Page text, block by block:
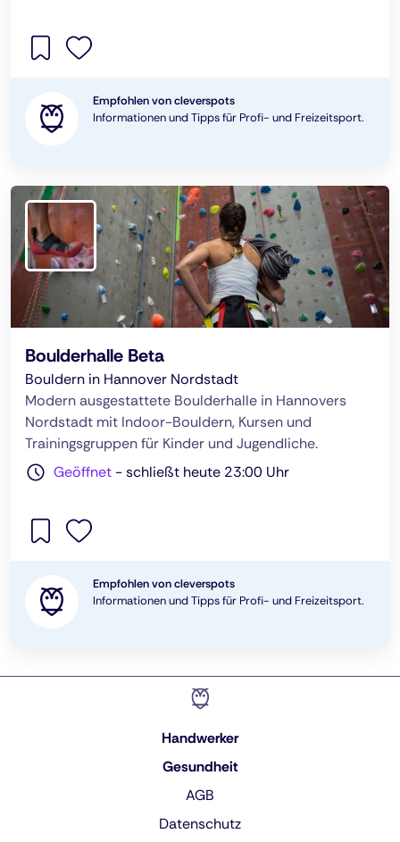
Empfohlen von cleverspots
Informationen und Tipps für Profi- und Freizeitsport.
Boulderhalle Beta
Bouldern in Hannover Nordstadt
Modern ausgestattete Boulderhalle in Hannovers
Nordstadt mit Indoor-Bouldern, Kursen und
Trainingsgruppen für Kinder und Jugendliche.
Geöffnet -schließt heute 23:00 Uhr
Empfohlen von cleverspots
Informationen und Tipps für Profi- und Freizeitsport.
Handwerker
Gesundheit
AGB
Datenschutz